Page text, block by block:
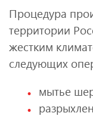
Процедура
территории
жестким
следующих
мытье